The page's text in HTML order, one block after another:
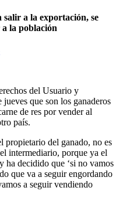
salir a la exportación, se
la población
del Usuario y
que son los ganaderos
de res por vender al
país.
propietario del ganado, no es
intermediario, porque ya el
ha decidido que ‘si no vamos
que va a seguir engordando
a seguir vendiendo